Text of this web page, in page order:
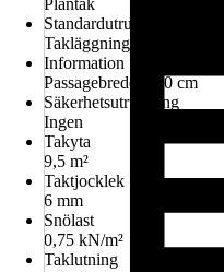
Plantak
Standardutrustning
Takläggning
Information
Passagebredd: 210 cm
Säkerhetsutrustning
Ingen
Takyta
9,5 m²
Taktjocklek
6 mm
Snölast
0,75 kN/m²
Taklutning